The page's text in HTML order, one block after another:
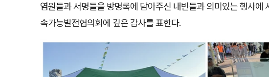
염원들과 서명들을 방명록에 담아주신 내빈들과 의미있는 행사에
속가능발전협의회에 깊은 감사를 표한다.